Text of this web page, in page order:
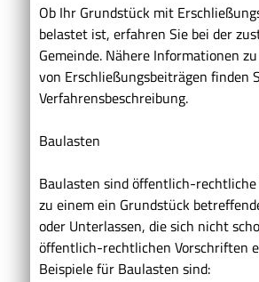
Ob Ihr Grundstück mit
belastet ist, erfahren Sie bei der
Gemeinde. Nähere Informationen
von Erschließungsbeiträgen finden
Verfahrensbeschreibung.
Baulasten
Baulasten sind öffentlich-
zu einem ein Grundstück
oder Unterlassen, die sich nicht
öffentlich-rechtlichen Vorschriften
Beispiele für Baulasten sind: